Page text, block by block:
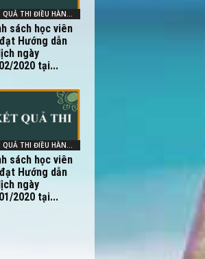
KẾT QUẢ THI ĐIỀU HÀNH - HDV
sách học viên
Hướng dẫn
ngày
2020 tại...
sách học viên
Hướng dẫn
ngày
2020 tại...